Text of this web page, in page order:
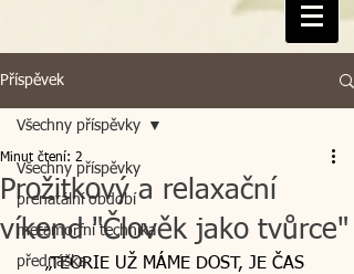
Příspěvek
Všechny příspěvky
prenatální období
metamorfní technika
přednáška
Všechny příspěvky
Prožitkový a relaxační
víkend "Člověk jako tvůrce"
Minut čtení: 2
„TEORIE UŽ MÁME DOST, JE ČAS